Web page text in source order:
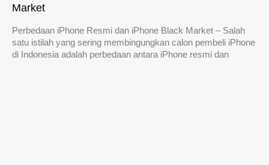
Market
Perbedaan iPhone Resmi dan iPhone Black Market – Salah
satu istilah yang sering membingungkan calon pembeli iPhone
di Indonesia adalah perbedaan antara iPhone resmi dan